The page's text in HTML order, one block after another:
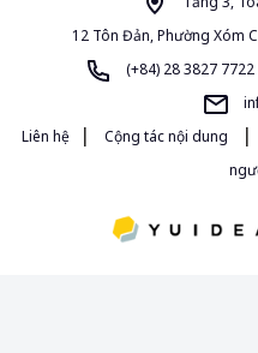
12 Tôn Đản, Phường Xóm
(+84) 28 3827
Liên hệ
| Cộng tác nội dung |